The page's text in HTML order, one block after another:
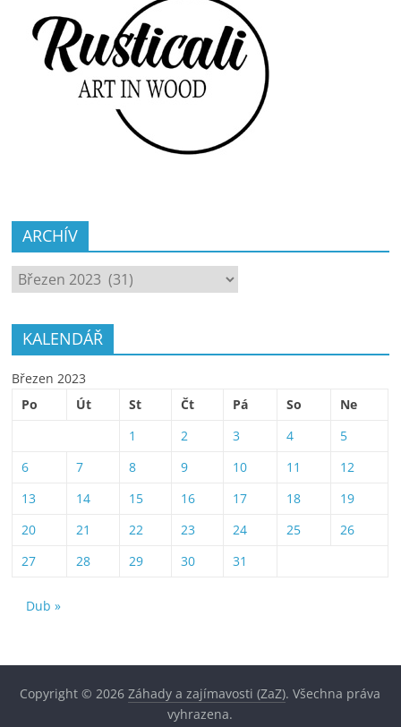
ARCHÍV
ARCHÍV
KALENDÁŘ
Březen 2023
Po
Út St Čt Pá So
Ne
1
2 3 4
5
6
7 8 9 10 11
12
13
14 15 16 17 18
19
20
21 22 23 24 25
26
27
28 29 30 31
Dub »
Copyright © 2026Záhady a zajímavosti (ZaZ). Všechna práva
vyhrazena.